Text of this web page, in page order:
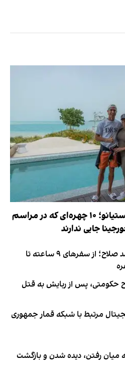
لیست ممنوعه کریستیانو؛ ۱۰ چهره‌ای که در مراسم
جایی ندارند
روایت فداکاری‌های محمد صلاح؛ از سفرهای ۹ ساعته تا
حکومتی، پس از ربایش به قتل
مرتبط با شبکه قمار جمهوری
میان رفتن، دیده شدن و بازگشت